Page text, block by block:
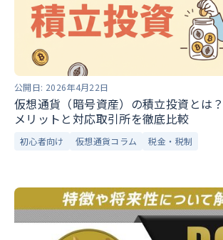
公開日: 2026年4月22日
仮想通貨（暗号資産）の積立投資とは
メリットと対応取引所を徹底比較
初心者向け 仮想通貨コラム 税金・税制